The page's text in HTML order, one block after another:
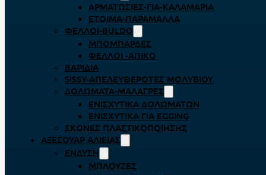
ΑΡΜΑΤΩΣΙΈΣ-ΓΙΑ-ΚΑΛΑΜΆΡΙΑ
ΈΤΟΙΜΑ-ΠΑΡΆΜΑΛΛΑ
ΦΕΛΛΟΊ-BULDO
ΜΠΟΜΠΆΡΔΕΣ
ΦΕΛΛΟΊ -ΑΠΊΚΟ
ΒΑΡΊΔΙΑ
SISSY-ΑΠΕΛΕΥΘΕΡΟΤΈΣ ΜΟΛΥΒΙΟΎ
ΔΟΛΏΜΑΤΑ-ΜΑΛΆΓΡΕΣ
ΕΝΙΣΧΥΤΙΚΆ ΔΟΛΩΜΆΤΩΝ
ΕΝΙΣΧΥΤΙΚΆ ΓΙΑ EGGING
ΣΚΌΝΕΣ ΠΛΑΣΤΙΚΟΠΟΊΗΣΗΣ
ΑΞΕΣΟΥΆΡ ΑΛΙΕΊΑΣ
ΈΝΔΥΣΗ
ΜΠΛΟΎΖΕΣ